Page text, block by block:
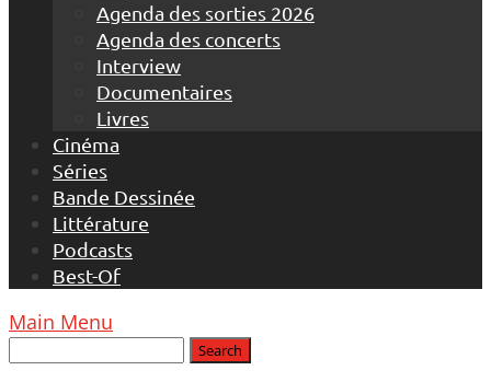
Agenda des sorties 2026
Agenda des concerts
Interview
Documentaires
Livres
Cinéma
Séries
Bande Dessinée
Littérature
Podcasts
Best-Of
Main Menu